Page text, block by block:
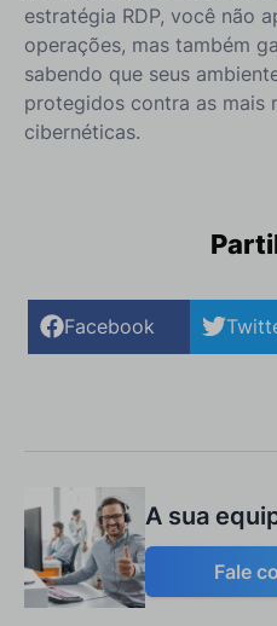
estratégia RDP, você não
operações, mas também
sabendo que seus
protegidos contra as mais
cibernéticas.
Facebook
A sua
Fale